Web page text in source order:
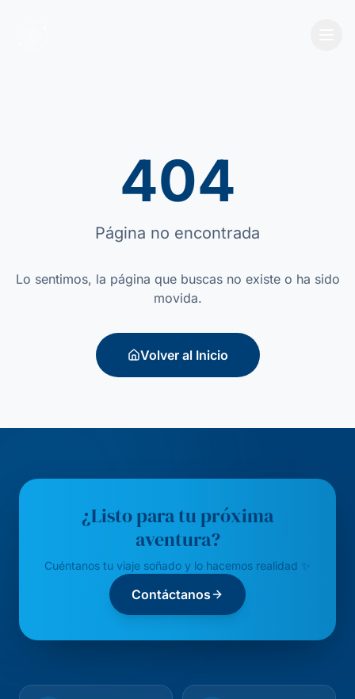
404
Página no encontrada
Lo sentimos, la página que buscas no existe o ha sido
movida.
Volver al Inicio
¿Listo para tu próxima
aventura?
Cuéntanos tu viaje soñado y lo hacemos realidad ✨
Contáctanos